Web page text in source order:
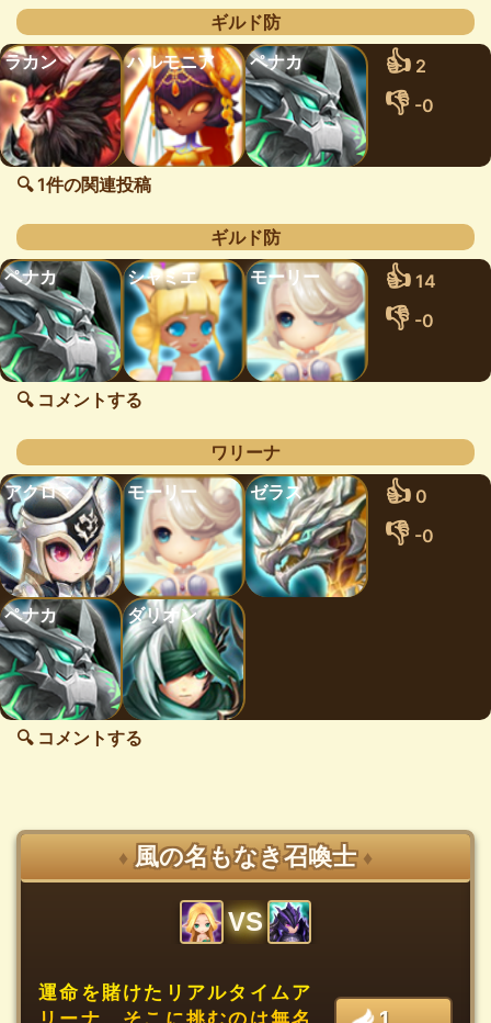
ギルド防
ラカン
ハルモニア ペナカ 👍 2
👎 -0
🔍 1件の関連投稿
ギルド防
ペナカ
シャミエ モーリー 👍 14
👎 -0
🔍 コメントする
ワリーナ
アクロマ
モーリー ゼラス 👍 0
👎 -0
ペナカ ダリオン
🔍 コメントする
♦ 風の名もなき召喚士 ♦
VS
運命を賭けたリアルタイムア
リーナ、そこに挑むのは無名